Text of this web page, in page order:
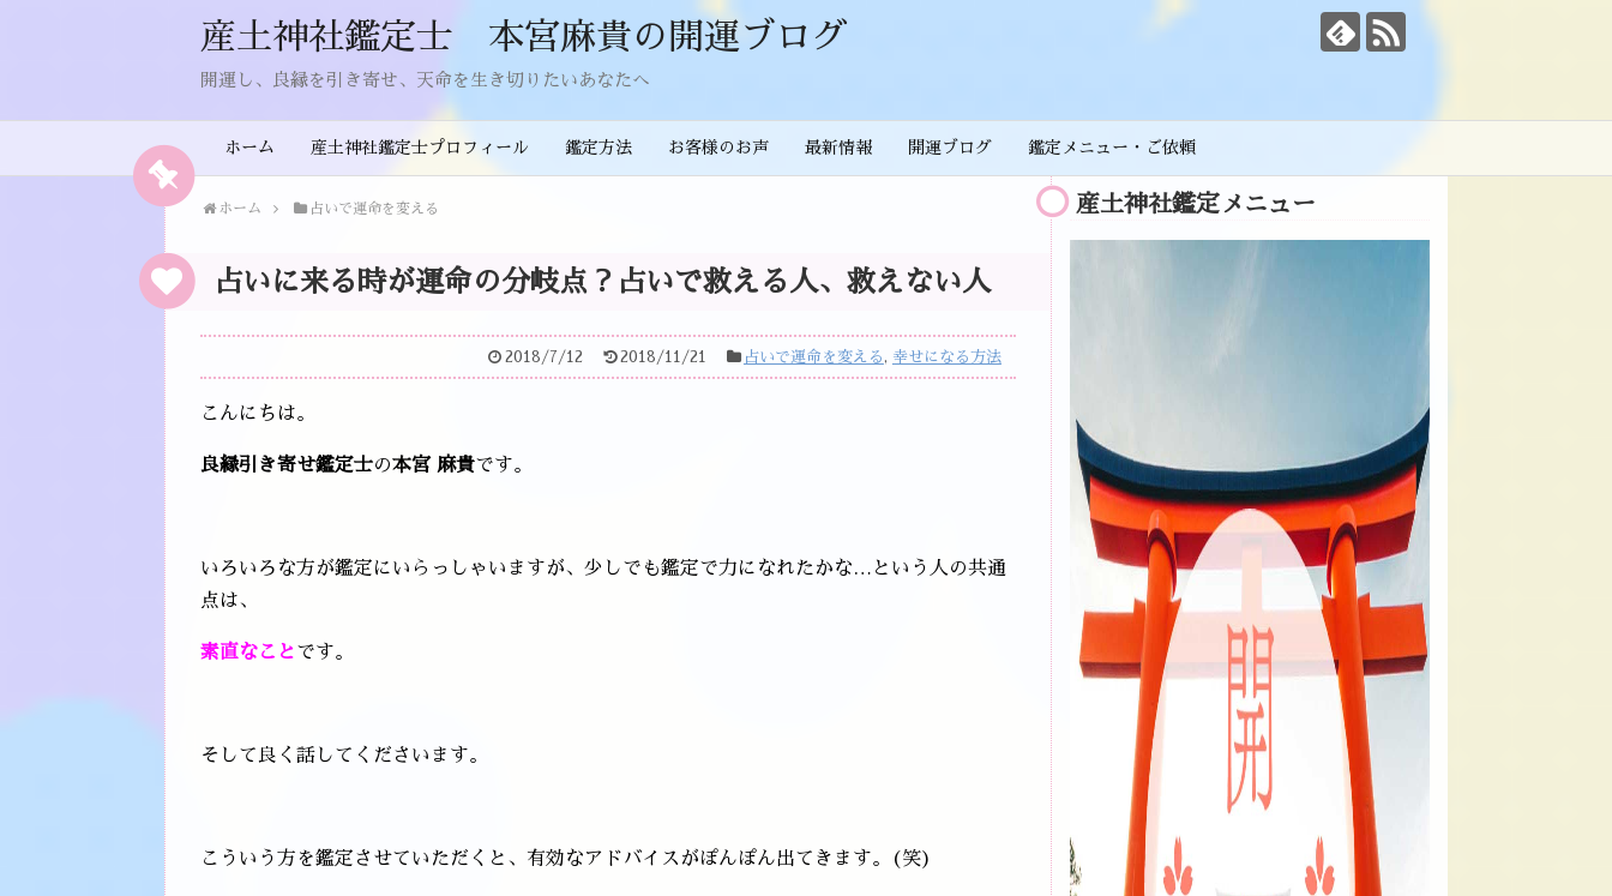
産土神社鑑定士 本宮麻貴の開運ブログ
開運し、良縁を引き寄せ、天命を生き切りたいあなたへ
ホーム 産土神社鑑定士プロフィール 鑑定方法 お客様のお声 最新情報 開運ブログ 鑑定メニュー・ご依頼
ホーム 占いで運命を変える
占いに来る時が運命の分岐点？占いで救える人、救えない人
2018/7/12 2018/11/21 占いで運命を変える , 幸せになる方法
こんにちは。
良縁引き寄せ鑑定士の本宮 麻貴です。
いろいろな方が鑑定にいらっしゃいますが、少しでも鑑定で力になれたかな…という人の共通
点は、
素直なことです。
そして良く話してくださいます。
こういう方を鑑定させていただくと、有効なアドバイスがぽんぽん出てきます。(笑)
産土神社鑑定メニュー